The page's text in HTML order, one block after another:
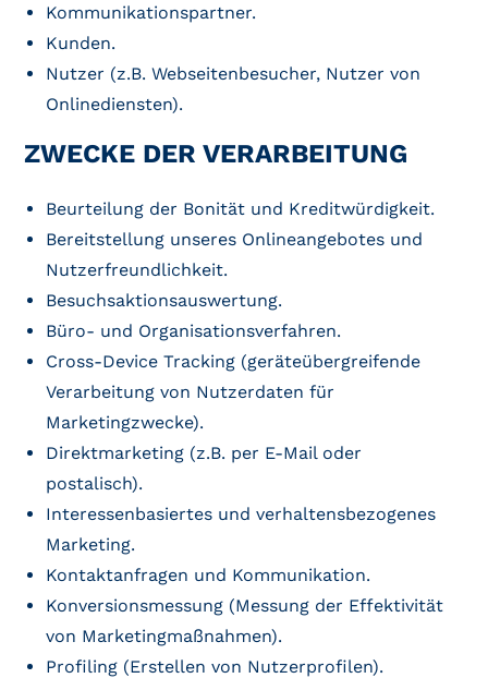
Kommunikationspartner.
Kunden.
Nutzer (z.B. Webseitenbesucher, Nutzer von
Onlinediensten).
ZWECKE DER VERARBEITUNG
Beurteilung der Bonität und Kreditwürdigkeit.
Bereitstellung unseres Onlineangebotes und
Nutzerfreundlichkeit.
Besuchsaktionsauswertung.
Büro- und Organisationsverfahren.
Cross-Device Tracking (geräteübergreifende
Verarbeitung von Nutzerdaten für
Marketingzwecke).
Direktmarketing (z.B. per E-Mail oder
postalisch).
Interessenbasiertes und verhaltensbezogenes
Marketing.
Kontaktanfragen und Kommunikation.
Konversionsmessung (Messung der Effektivität
von Marketingmaßnahmen).
Profiling (Erstellen von Nutzerprofilen).